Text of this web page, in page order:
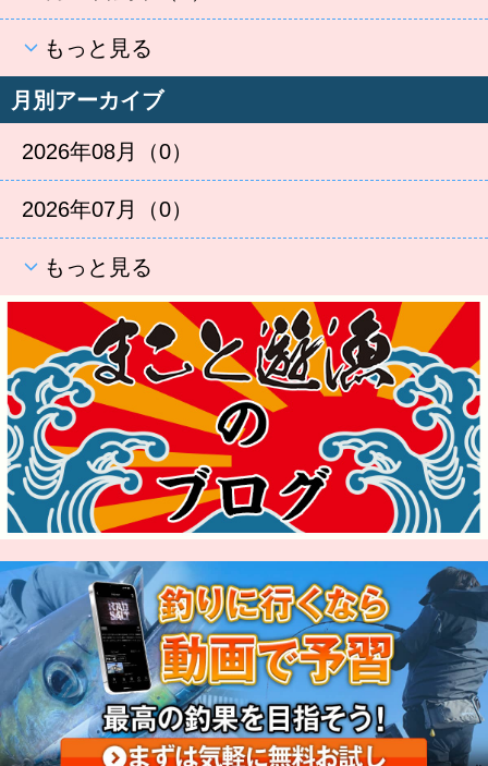
もっと見る
月別アーカイブ
2026年08月（0）
2026年07月（0）
もっと見る